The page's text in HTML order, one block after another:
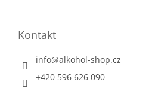
Kontakt
info@alkohol-shop.cz
+420 596 626 090